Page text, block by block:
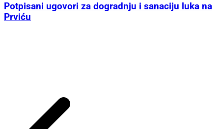
Potpisani ugovori za dogradnju i sanaciju luka na
Prviću